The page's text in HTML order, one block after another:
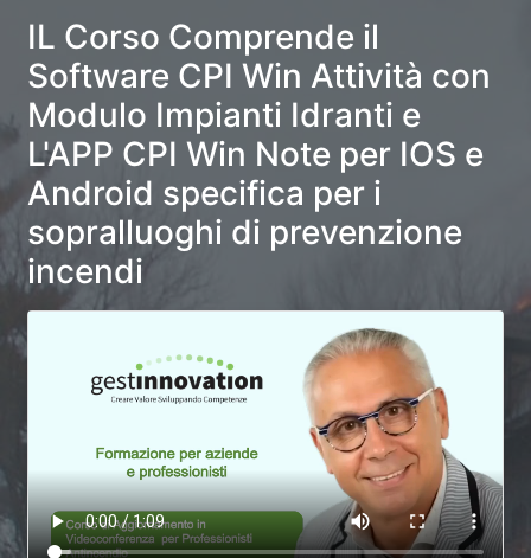
IL Corso Comprende il
Software CPI Win Attività con
Modulo Impianti Idranti e
L'APP CPI Win Note per IOS e
Android specifica per i
sopralluoghi di prevenzione
incendi